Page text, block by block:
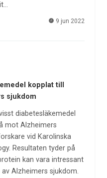
9 jun 2022
kopplat till
sjukdom
diabetesläkemedel
mot Alzheimers
vid Karolinska
Resultaten tyder på
kan vara intressant
Alzheimers sjukdom.